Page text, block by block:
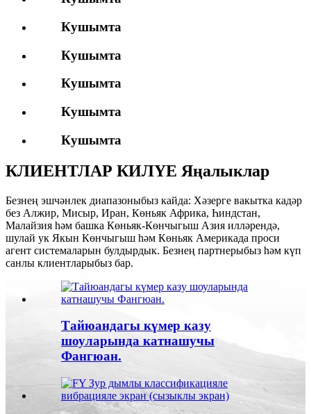
Кушымта
Кушымта
Кушымта
Кушымта
Кушымта
КЛИЕНТЛАР КИЛҮЕ Яңалыклар
Безнең эшчәнлек диапазоныбыз кайда: Хәзерге вакытка кадәр
без Алжир, Мисыр, Иран, Көньяк Африка, Һиндстан,
Малайзия һәм башка Көньяк-Көнчыгыш Азия илләрендә,
шулай ук ​​Якын Көнчыгыш һәм Көньяк Америкада проси
агент системаларын булдырдык. Безнең партнерыбыз һәм күп
санлы клиентларыбыз бар.
Тайюандагы күмер казу
шоуларында катнашучы
Фангюан.